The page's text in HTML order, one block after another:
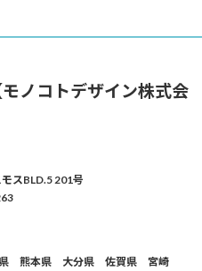
ノコトデザイン株式会
スBLD.5 201号
熊本県 大分県 佐賀県 宮崎